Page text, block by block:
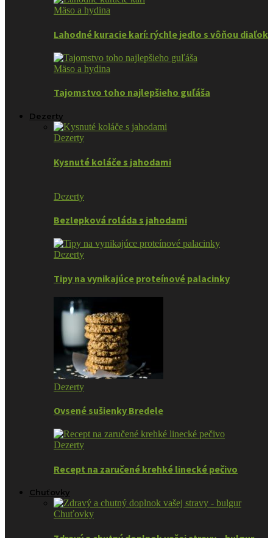
Mäso a hydina
Lahodné kuracie karí: rýchle jedlo s vôňou diaľok
Mäso a hydina
Tajomstvo toho najlepšieho guľáša
Dezerty
Dezerty
Kysnuté koláče s jahodami
Dezerty
Bezlepková roláda s jahodami
Dezerty
Tipy na vynikajúce proteínové palacinky
Dezerty
Ovsené sušienky Bredele
Dezerty
Recept na zaručené krehké linecké pečivo
Chuťovky
Chuťovky